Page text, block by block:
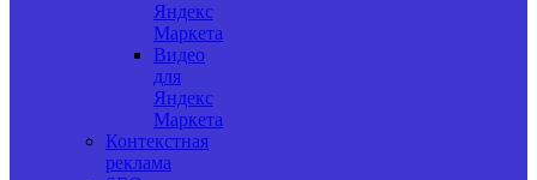
Яндекс
Маркета
Видео
для
Яндекс
Маркета
Контекстная
реклама